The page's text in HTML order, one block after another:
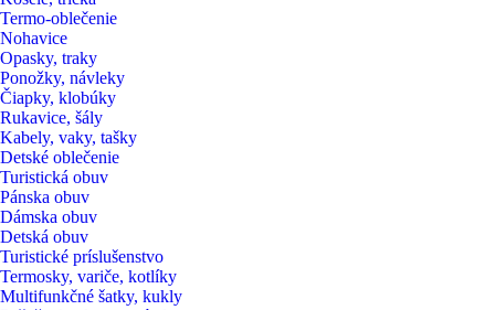
Termo-oblečenie
Nohavice
Opasky, traky
Ponožky, návleky
Čiapky, klobúky
Rukavice, šály
Kabely, vaky, tašky
Detské oblečenie
Turistická obuv
Pánska obuv
Dámska obuv
Detská obuv
Turistické príslušenstvo
Termosky, variče, kotlíky
Multifunkčné šatky, kukly